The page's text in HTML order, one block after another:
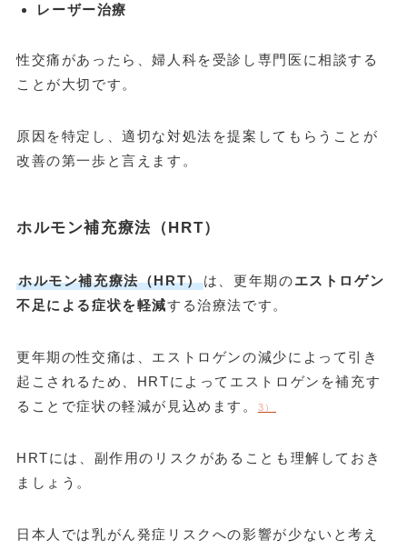
レーザー治療
性交痛があったら、婦人科を受診し専門医に相談する
ことが大切です。
原因を特定し、適切な対処法を提案してもらうことが
改善の第一歩と言えます。
ホルモン補充療法（HRT）
ホルモン補充療法（HRT）は、更年期のエストロゲン
不足による症状を軽減する治療法です。
更年期の性交痛は、エストロゲンの減少によって引き
起こされるため、HRTによってエストロゲンを補充す
ることで症状の軽減が見込めます。
3）
HRTには、副作用のリスクがあることも理解しておき
ましょう。
日本人では乳がん発症リスクへの影響が少ないと考え